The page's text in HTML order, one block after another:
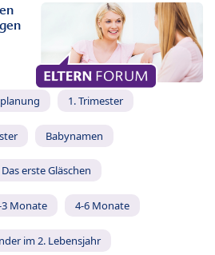
1. Trimester
Babynamen
Das erste Gläschen
3 Monate 4-6 Monate
im 2. Lebensjahr